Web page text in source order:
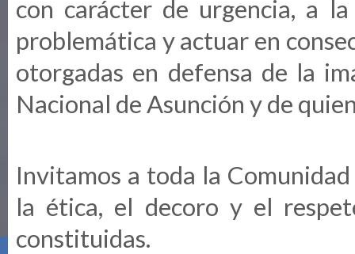
con carácter de urgencia, a
problemática y actuar en
otorgadas en defensa de la
Nacional de Asunción y de
Invitamos a toda la
la ética, el decoro y el
constituidas.